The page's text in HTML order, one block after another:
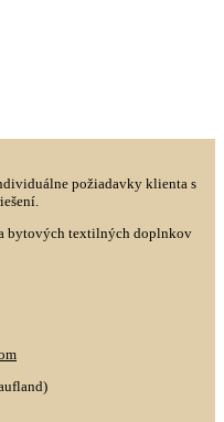
požiadavky klienta s
bytových textilných doplnkov